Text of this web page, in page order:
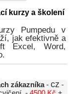
kurzy a školení
Pumpedu v
jak efektivně a
Excel, Word,
zákazníka- cz -